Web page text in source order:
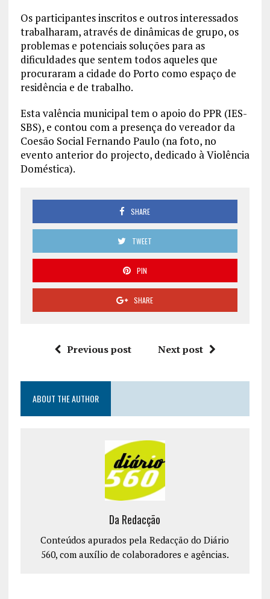
Os participantes inscritos e outros interessados
trabalharam, através de dinâmicas de grupo, os
problemas e potenciais soluções para as
dificuldades que sentem todos aqueles que
procuraram a cidade do Porto como espaço de
residência e de trabalho.
Esta valência municipal tem o apoio do PPR (IES-
SBS), e contou com a presença do vereador da
Coesão Social Fernando Paulo (na foto, no
evento anterior do projecto, dedicado à Violência
Doméstica).
SHARE
TWEET
PIN
SHARE
Previous post Next post
ABOUT THE AUTHOR
Da Redacção
Conteúdos apurados pela Redacção do Diário
560, com auxílio de colaboradores e agências.